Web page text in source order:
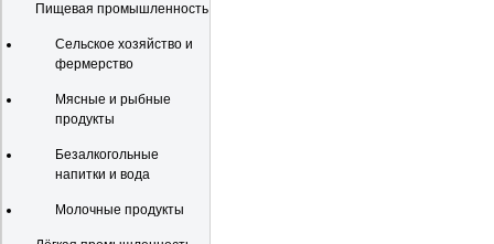
Пищевая промышленность
Сельское хозяйство и
фермерство
Мясные и рыбные
продукты
Безалкогольные
напитки и вода
Молочные продукты